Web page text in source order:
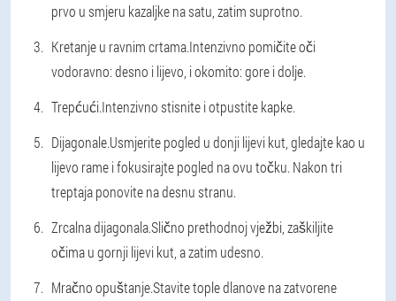
prvo u smjeru kazaljke na satu, zatim suprotno.
Kretanje u ravnim crtama.Intenzivno pomičite oči
vodoravno: desno i lijevo, i okomito: gore i dolje.
Trepćući.Intenzivno stisnite i otpustite kapke.
Dijagonale.Usmjerite pogled u donji lijevi kut, gledajte kao u
lijevo rame i fokusirajte pogled na ovu točku. Nakon tri
treptaja ponovite na desnu stranu.
Zrcalna dijagonala.Slično prethodnoj vježbi, zaškiljite
očima u gornji lijevi kut, a zatim udesno.
Mračno opuštanje.Stavite tople dlanove na zatvorene